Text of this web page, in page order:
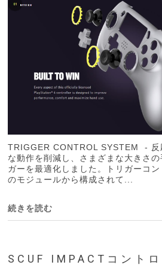
TRIGGER CONTROL SYSTEM - 反
な動作を削減し、さまざまな大きさ
ガーを最適化しました。トリガーコ
のモジュールから構成されて...
続きを読む
SCUF IMPACTコント